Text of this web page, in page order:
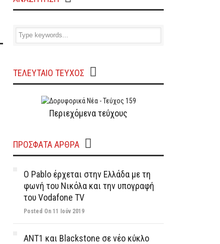
ΤΕΛΕΥΤΑΙΟ ΤΕΥΧΟΣ
Περιεχόμενα τεύχους
ΠΡΌΣΦΑΤΑ ΆΡΘΡΑ
Ο Pablo έρχεται στην Ελλάδα με τη
φωνή του Νικόλα και την υπογραφή
του Vodafone TV
Posted On 11 Ιούν 2019
ΑΝΤ1 και Blackstone σε νέο κύκλο